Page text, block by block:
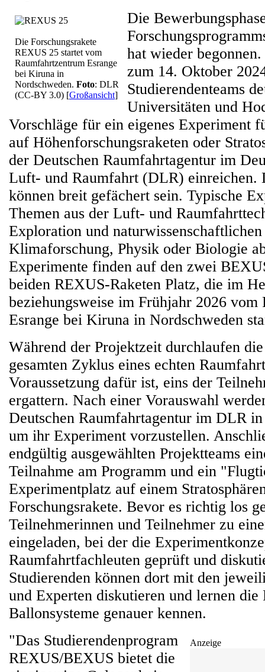
Die Forschungsrakete
REXUS 25 startet vom
Raumfahrtzentrum Esrange
bei Kiruna in
Nordschweden. Foto: DLR
(CC-BY 3.0) [Großansicht]
Die
hat wieder
zum 14. Oktober
Studierendenteams
Universitäten und
Vorschläge für ein eigenes Experiment
auf Höhenforschungsraketen oder
der Deutschen Raumfahrtagentur im
Luft- und Raumfahrt (DLR) einreichen.
können breit gefächert sein. Typische
Themen aus der Luft- und
Exploration und
Klimaforschung, Physik oder Biologie
Experimente finden auf den zwei
beiden REXUS-Raketen Platz, die im
beziehungsweise im Frühjahr 2026 vom
Esrange bei Kiruna in Nordschweden
Während der Projektzeit durchlaufen
gesamten Zyklus eines echten
Voraussetzung dafür ist, eins der
ergattern. Nach einer Vorauswahl
Deutschen Raumfahrtagentur im DLR
um ihr Experiment vorzustellen.
endgültig ausgewählten Projektteams
Teilnahme am Programm und ein
Experimentplatz auf einem
Forschungsrakete. Bevor es richtig los
Teilnehmerinnen und Teilnehmer zu
eingeladen, bei der die
Raumfahrtfachleuten geprüft und
Studierenden können dort mit den
und Experten diskutieren und lernen die
Ballonsysteme genauer kennen.
Anzeige
"Das Studierendenprogram
REXUS/BEXUS bietet die